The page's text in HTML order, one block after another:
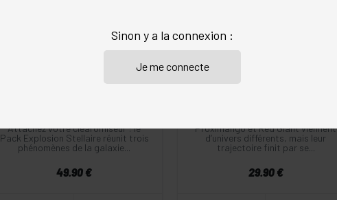
PACK EXPLOSION STELLAIRE
Attachez votre clearomiseur : le
Pack Explosion Stellaire réunit trois
phénomènes de la galaxie...
49.90 €
PACK ÉCLIPSE TROPICALE
Proximango et Red Giant viennent
d’univers différents, mais leur
trajectoire finit par se...
29.90 €
Sinon y a la connexion :